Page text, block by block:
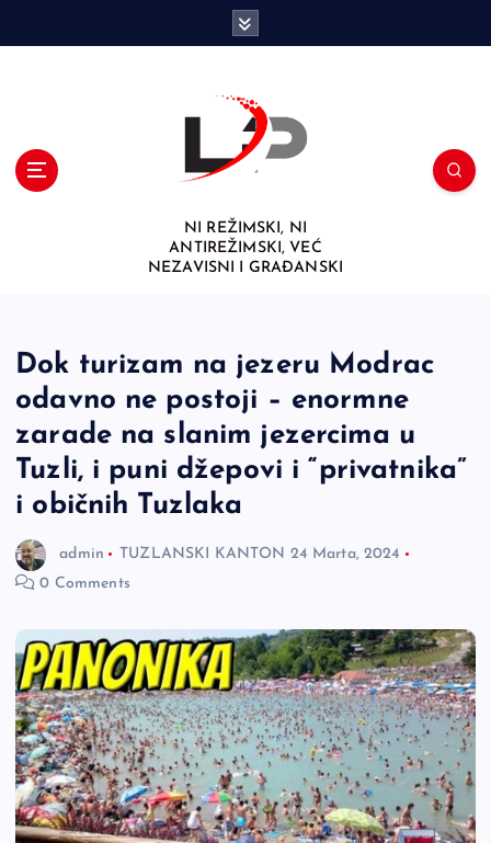
NI REŽIMSKI, NI
ANTIREŽIMSKI, VEĆ
NEZAVISNI I GRAĐANSKI
Dok turizam na jezeru Modrac
odavno ne postoji – enormne
zarade na slanim jezercima u
Tuzli, i puni džepovi i “privatnika”
i običnih Tuzlaka
admin TUZLANSKI KANTON 24 Marta, 2024
0 Comments